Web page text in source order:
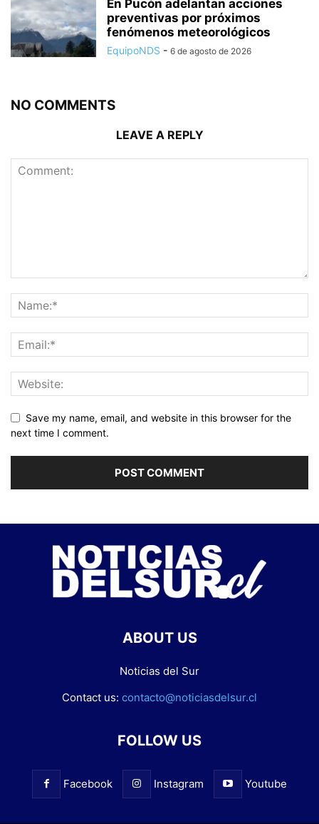
En Pucón adelantan acciones
preventivas por próximos
fenómenos meteorológicos
EquipoNDS - 6 de agosto de 2026
NO COMMENTS
LEAVE A REPLY
Save my name, email, and website in this browser for the
next time I comment.
ABOUT US
Noticias del Sur
Contact us: contacto@noticiasdelsur.cl
FOLLOW US
Facebook Instagram Youtube